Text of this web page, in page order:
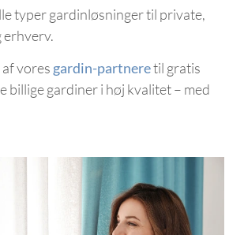
typer gardinløsninger til private,
af vores gardin-partneretil gratis
billige gardiner i høj kvalitet – med